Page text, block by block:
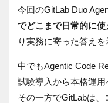
今回のGitLab Duo
でどこまで日常的に使
り実務に寄った答えを
中でもAgentic Code
試験導入から本格運用
その一方でGitLabは